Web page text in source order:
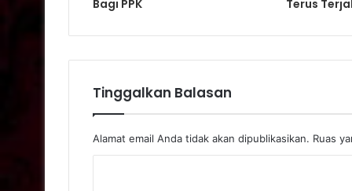
Bagi PPK Terus
Tinggalkan Balasan
Alamat email Anda tidak akan dipublikasikan. Ruas